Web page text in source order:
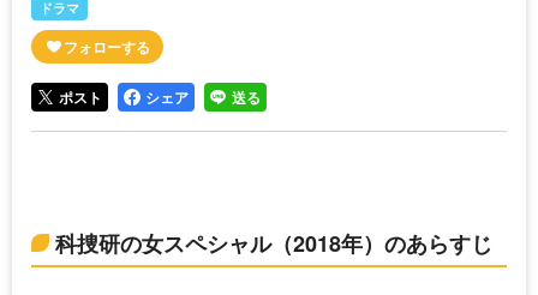
ドラマ
ポスト シェア 送る
科捜研の女スペシャル（2018年）のあらすじ